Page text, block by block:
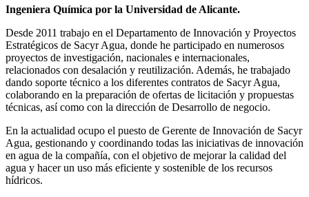
Ingeniera Química por la Universidad de Alicante.
Desde 2011 trabajo en el Departamento de Innovación y Proyectos
Estratégicos de Sacyr Agua, donde he participado en numerosos
proyectos de investigación, nacionales e internacionales,
relacionados con desalación y reutilización. Además, he trabajado
dando soporte técnico a los diferentes contratos de Sacyr Agua,
colaborando en la preparación de ofertas de licitación y propuestas
técnicas, así como con la dirección de Desarrollo de negocio.
En la actualidad ocupo el puesto de Gerente de Innovación de Sacyr
Agua, gestionando y coordinando todas las iniciativas de innovación
en agua de la compañía, con el objetivo de mejorar la calidad del
agua y hacer un uso más eficiente y sostenible de los recursos
hídricos.